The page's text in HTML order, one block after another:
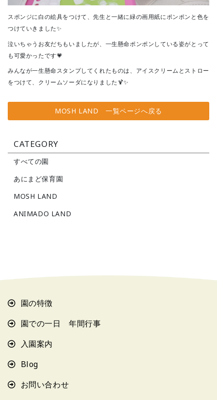
スポンジに白の絵具をつけて、先生と一緒に緑の画用紙にポンポンと色を
つけていきました✨
泣いちゃうお友だちもいましたが、一生懸命ポンポンしている姿がとって
も可愛かったです💗
みんなが一生懸命スタンプしてくれたものは、アイスクリームとストロー
をつけて、クリームソーダになりました🍹✨
MOSH LAND 一覧ページへ戻る
CATEGORY
すべての園
あにまど保育園
MOSH LAND
ANIMADO LAND
園の特徴
園での一日 年間行事
入園案内
Blog
お問い合わせ